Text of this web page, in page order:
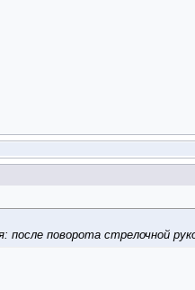
после поворота стрелочной